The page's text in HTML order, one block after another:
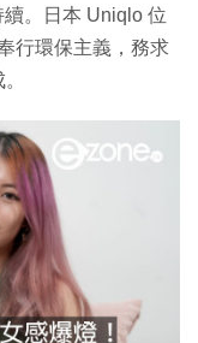
。日本 Uniqlo 位
行環保主義，務求